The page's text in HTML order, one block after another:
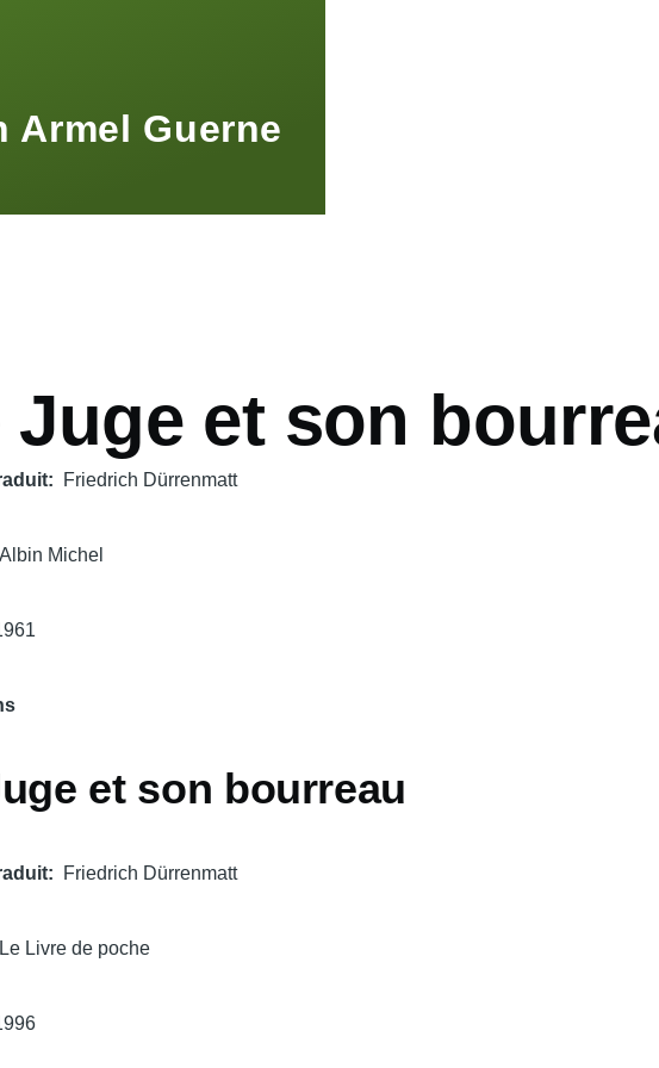
Armel Guerne
Juge et son
Friedrich Dürrenmatt
Albin Michel
et son bourreau
Friedrich Dürrenmatt
Le Livre de poche